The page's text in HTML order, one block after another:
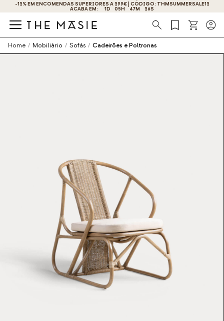
OBTENHA 10% DE DESCONTO AO SE INSCREVER AGORA!
Procura
Home / Mobiliário / Sofás / Cadeirões e Poltronas